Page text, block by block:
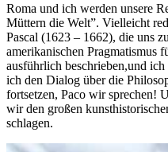
Roma und ich werden unsere
Müttern die Welt”. Vielleicht
Pascal (1623 – 1662), die uns
amerikanischen Pragmatismus
ausführlich beschrieben,und
ich den Dialog über die
fortsetzen, Paco wir sprechen!
wir den großen
schlagen.